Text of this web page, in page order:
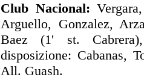
Club Nacional:
Arguello, Gonzalez,
Baez (1' st.
disposizione: Cabanas,
All. Guash.